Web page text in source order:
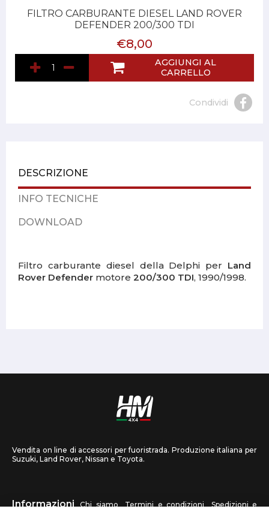
FILTRO CARBURANTE DIESEL LAND ROVER
DEFENDER 200/300 TDI
€8,00
AGGIUNGI AL
CARRELLO
Condividi
DESCRIZIONE
INFO TECNICHE
DOWNLOAD
Filtro carburante diesel della Delphi per Land
Rover Defender motore 200/300 TDI, 1990/1998.
Vendita on line di accessori per fuoristrada. Produzione italiana per
Suzuki, Land Rover, Nissan e Toyota.
Informazioni Chi siamo Termini e condizioni
Spedizioni e